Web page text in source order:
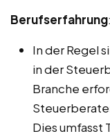
Berufserfahrung:
In der Regel
in der
Branche
Dies umfasst